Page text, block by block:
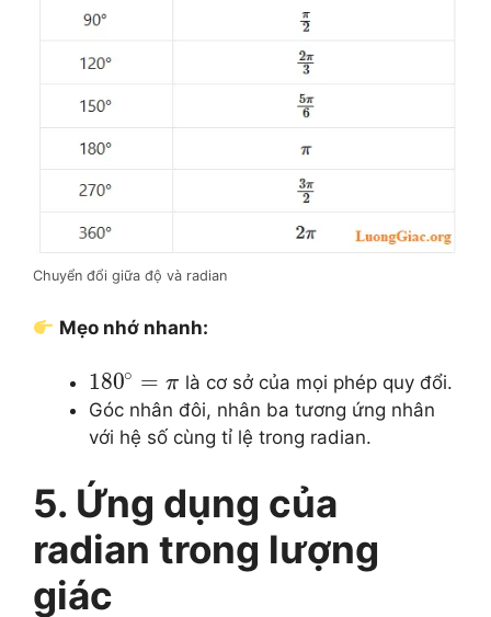
Chuyển đổi giữa độ và radian
Mẹo nhớ nhanh:
180∘ = πlà cơ sở của mọi phép quy đổi.
Góc nhân đôi, nhân ba tương ứng nhân
với hệ số cùng tỉ lệ trong radian.
5. Ứng dụng của
radian trong lượng
giác